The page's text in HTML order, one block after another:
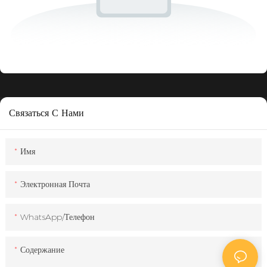
Связаться С Нами
Имя
Электронная Почта
WhatsApp/телефон
Содержание